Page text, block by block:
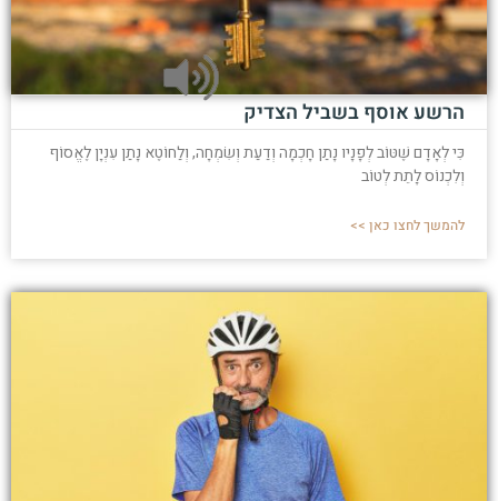
הרשע אוסף בשביל הצדיק
כִּי לְאָדָם שֶׁטּוֹב לְפָנָיו נָתַן חָכְמָה וְדַעַת וְשִׂמְחָה, וְלַחוֹטֶא נָתַן עִנְיָן לֶאֱסוֹף
וְלִכְנוֹס לָתֵת לְטוֹב
להמשך לחצו כאן >>